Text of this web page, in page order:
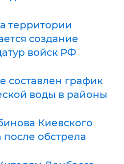
территории
создание
войск РФ
составлен график
воды в районы
Киевского
обстрела